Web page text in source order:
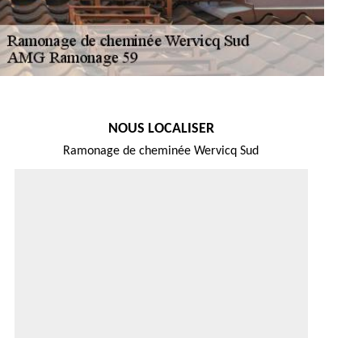
NOUS LOCALISER
Ramonage de cheminée Wervicq Sud